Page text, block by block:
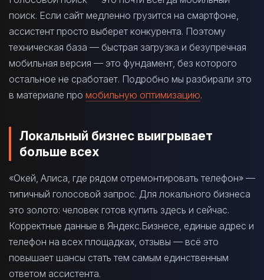
поиск. Если сайт медленно грузится на смартфоне,
ассистент просто выберет конкурента. Поэтому
техническая база — быстрая загрузка и безупречная
мобильная версия — это фундамент, без которого
остальное не сработает. Подробно мы разбирали это
в материале про мобильную оптимизацию.
Локальный бизнес выигрывает
больше всех
«Окей, Алиса, где рядом отремонтировать телефон» —
типичный голосовой запрос. Для локального бизнеса
это золото: человек готов купить здесь и сейчас.
Корректные данные в Яндекс.Бизнесе, единые адрес и
телефон на всех площадках, отзывы — всё это
повышает шансы стать тем самым единственным
ответом ассистента.